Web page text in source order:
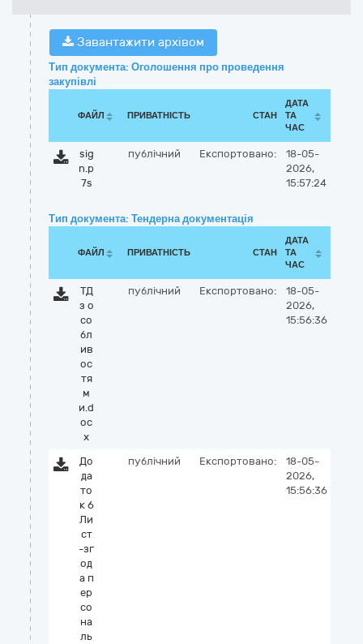
Завантажити архівом
Тип документа: Оголошення про проведення
закупівлі
ФАЙЛ ПРИВАТНІСТЬ СТАН
ДАТА
ТА
ЧАС
sig
n.p
7s
публічний Експортовано:
18-05-
2026,
15:57:24
Тип документа: Тендерна документація
ФАЙЛ ПРИВАТНІСТЬ СТАН
ДАТА
ТА
ЧАС
ТД
з о
со
бл
ив
ос
тя
м
и.d
oc
x
публічний Експортовано:
18-05-
2026,
15:56:36
До
да
то
к 6
Ли
ст
-зг
од
а п
ер
со
на
ль
публічний Експортовано:
18-05-
2026,
15:56:36